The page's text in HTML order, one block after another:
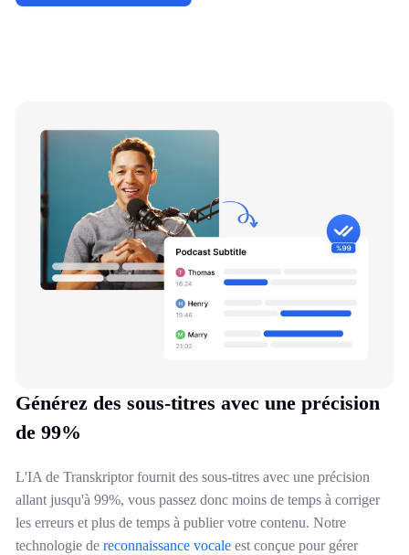
Générez des sous-titres avec une précision
de 99%
L'IA de Transkriptor fournit des sous-titres avec une précision
allant jusqu'à 99%, vous passez donc moins de temps à corriger
les erreurs et plus de temps à publier votre contenu. Notre
technologie de reconnaissance vocale est conçue pour gérer